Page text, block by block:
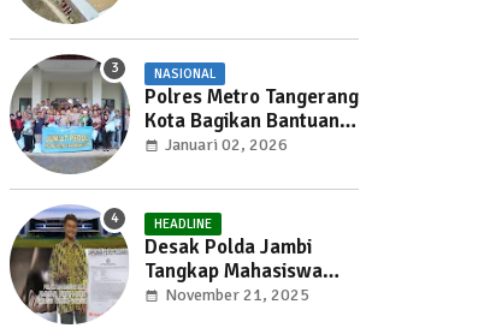
NASIONAL
Polres Metro Tangerang
Kota Bagikan Bantuan
Sosial dalam Kegiatan
Januari 02, 2026
HEADLINE
Desak Polda Jambi
Tangkap Mahasiswa
UNJA Diduga
November 21, 2025